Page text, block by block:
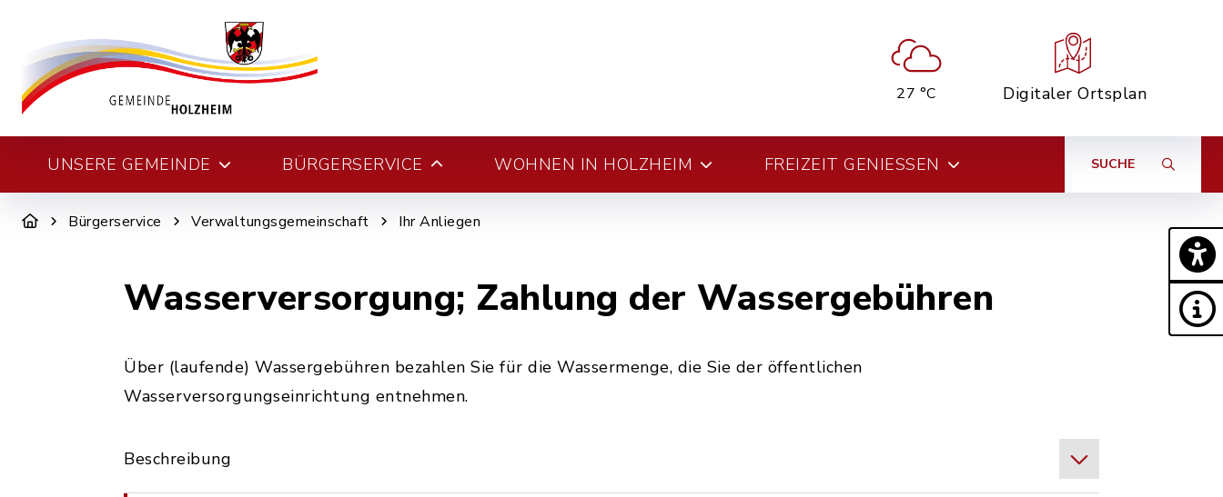
27 °C Digitaler Ortsplan
UNSERE GEMEINDE BÜRGERSERVICE WOHNEN IN HOLZHEIM FREIZEIT GENIESSEN SUCHE
Bürgerservice Verwaltungsgemeinschaft Ihr Anliegen
Wasserversorgung; Zahlung der Wassergebühren
Über (laufende) Wassergebühren bezahlen Sie für die Wassermenge, die Sie der öffentlichen
Wasserversorgungseinrichtung entnehmen.
Beschreibung